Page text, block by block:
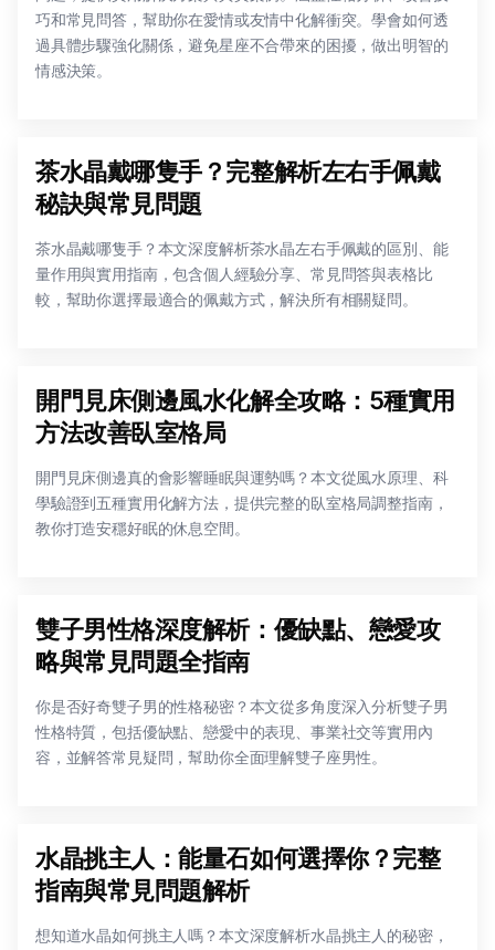
巧和常見問答，幫助你在愛情或友情中化解衝突。學會如何透
過具體步驟強化關係，避免星座不合帶來的困擾，做出明智的
情感決策。
茶水晶戴哪隻手？完整解析左右手佩戴
秘訣與常見問題
茶水晶戴哪隻手？本文深度解析茶水晶左右手佩戴的區別、能
量作用與實用指南，包含個人經驗分享、常見問答與表格比
較，幫助你選擇最適合的佩戴方式，解決所有相關疑問。
開門見床側邊風水化解全攻略：5種實用
方法改善臥室格局
開門見床側邊真的會影響睡眠與運勢嗎？本文從風水原理、科
學驗證到五種實用化解方法，提供完整的臥室格局調整指南，
教你打造安穩好眠的休息空間。
雙子男性格深度解析：優缺點、戀愛攻
略與常見問題全指南
你是否好奇雙子男的性格秘密？本文從多角度深入分析雙子男
性格特質，包括優缺點、戀愛中的表現、事業社交等實用內
容，並解答常見疑問，幫助你全面理解雙子座男性。
水晶挑主人：能量石如何選擇你？完整
指南與常見問題解析
想知道水晶如何挑主人嗎？本文深度解析水晶挑主人的秘密，